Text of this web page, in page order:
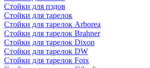
Стойки для пэдов
Стойки для тарелок
Стойки для тарелок Arborea
Стойки для тарелок Brahner
Стойки для тарелок Dixon
Стойки для тарелок DW
Стойки для тарелок Foix